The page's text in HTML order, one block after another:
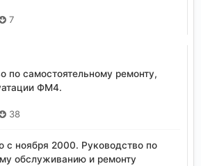
7
по самостоятельному ремонту,
ФМ4.
38
с ноября 2000. Руководство по
обслуживанию и ремонту